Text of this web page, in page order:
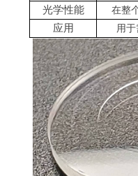
光学性能 在整
应用 用